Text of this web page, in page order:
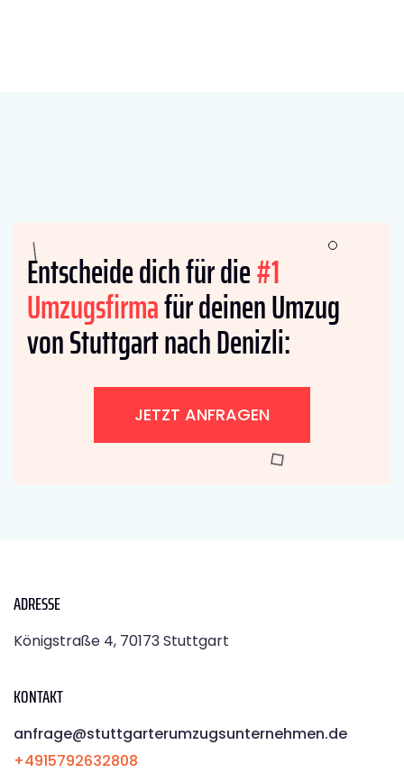
Entscheide dich für die#1
Umzugsfirmafür deinen Umzug
von Stuttgart nach Denizli:
JETZT ANFRAGEN
ADRESSE
Königstraße 4, 70173 Stuttgart
KONTAKT
anfrage@stuttgarterumzugsunternehmen.de
+4915792632808